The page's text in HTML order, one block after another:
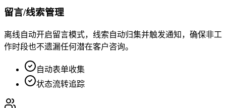
留言/线索管理
离线自动开启留言模式，线索自动归集并触发通知，确保非工
作时段也不遗漏任何潜在客户咨询。
自动表单收集
状态流转追踪